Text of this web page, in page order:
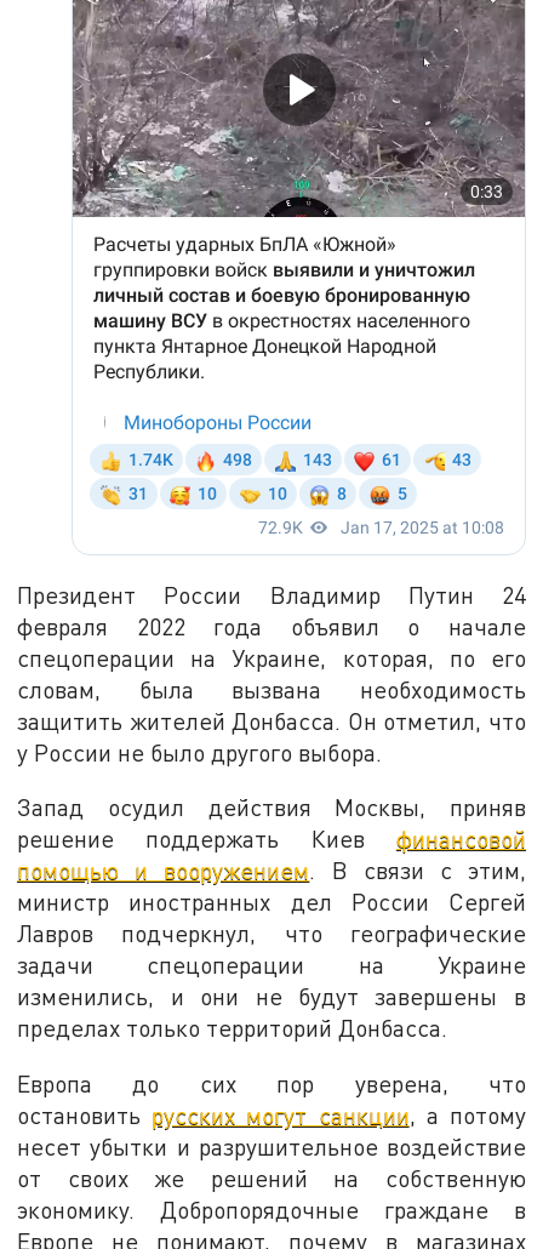
Президент России Владимир Путин 24
февраля 2022 года объявил о начале
спецоперации на Украине, которая, по его
словам, была вызвана необходимость
защитить жителей Донбасса. Он отметил, что
у России не было другого выбора.
Запад осудил действия Москвы, приняв
решение поддержать Киев финансовой
помощью и вооружением. В связи с этим,
министр иностранных дел России Сергей
Лавров подчеркнул, что географические
задачи спецоперации на Украине
изменились, и они не будут завершены в
пределах только территорий Донбасса.
Европа до сих пор уверена, что
остановить русских могут санкции, а потому
несет убытки и разрушительное воздействие
от своих же решений на собственную
экономику. Добропорядочные граждане в
Европе не понимают, почему в магазинах